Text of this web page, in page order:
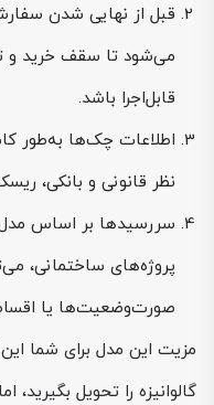
قبل از نهایی شدن
می‌شود تا سقف خرید و
قابل‌اجرا باشد.
اطلاعات چک‌ها به‌طور
نظر قانونی و بانکی،
سررسیدها بر اساس مدل
پروژه‌های ساختمانی،
صورت‌وضعیت‌ها یا
مزیت این مدل برای شما
گالوانیزه را تحویل